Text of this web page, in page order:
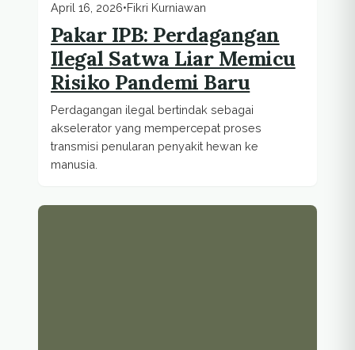
April 16, 2026•Fikri Kurniawan
Pakar IPB: Perdagangan
Ilegal Satwa Liar Memicu
Risiko Pandemi Baru
Perdagangan ilegal bertindak sebagai
akselerator yang mempercepat proses
transmisi penularan penyakit hewan ke
manusia.